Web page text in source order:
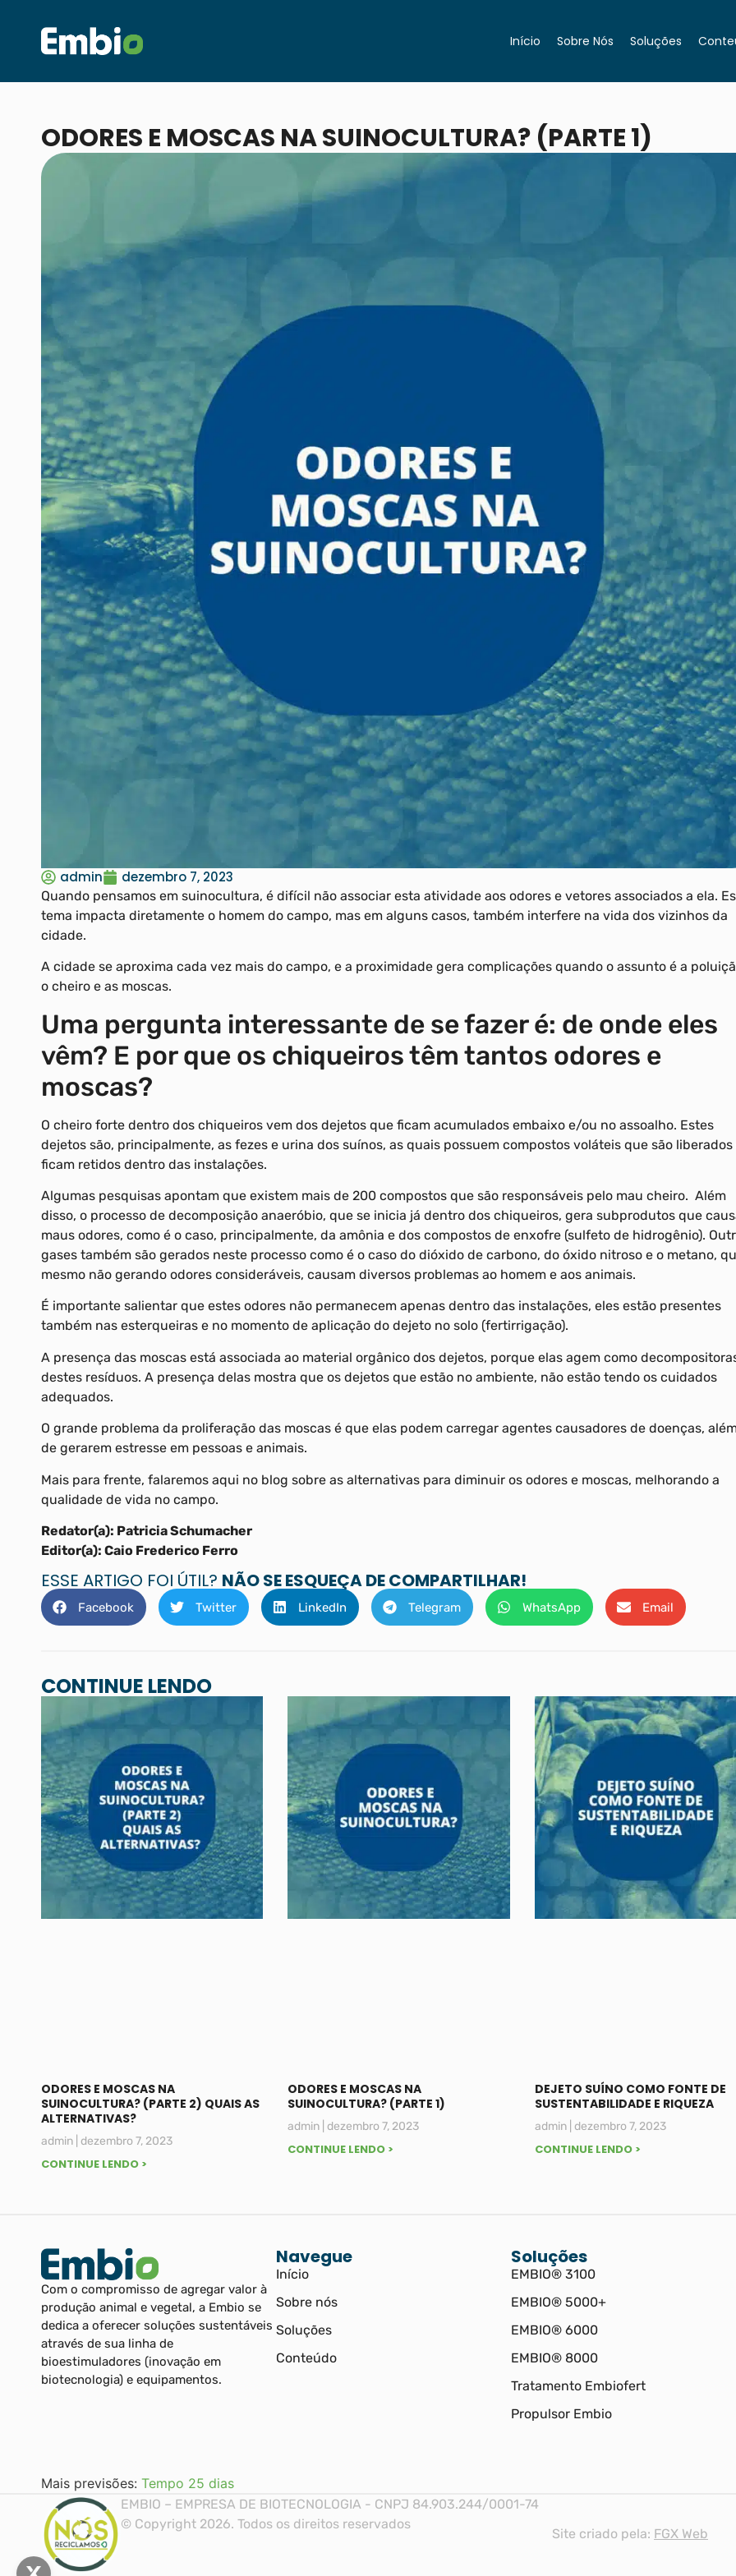
Início Sobre Nós Soluções
ODORES E MOSCAS NA SUINOCULTURA? (PARTE 1)
admin dezembro 7, 2023
Quando pensamos em suinocultura, é difícil não associar esta atividade aos odores e vetores associados a ela.
tema impacta diretamente o homem do campo, mas em alguns casos, também interfere na vida dos vizinhos da
cidade.
A cidade se aproxima cada vez mais do campo, e a proximidade gera complicações quando o assunto é a
o cheiro e as moscas.
Uma pergunta interessante de se fazer é: de onde eles
vêm? E por que os chiqueiros têm tantos odores e
moscas?
O cheiro forte dentro dos chiqueiros vem dos dejetos que ficam acumulados embaixo e/ou no assoalho. Estes
dejetos são, principalmente, as fezes e urina dos suínos, as quais possuem compostos voláteis que são liberados
ficam retidos dentro das instalações.
Algumas pesquisas apontam que existem mais de 200 compostos que são responsáveis pelo mau cheiro. Além
disso, o processo de decomposição anaeróbio, que se inicia já dentro dos chiqueiros, gera subprodutos que
maus odores, como é o caso, principalmente, da amônia e dos compostos de enxofre (sulfeto de hidrogênio).
gases também são gerados neste processo como é o caso do dióxido de carbono, do óxido nitroso e o metano,
mesmo não gerando odores consideráveis, causam diversos problemas ao homem e aos animais.
É importante salientar que estes odores não permanecem apenas dentro das instalações, eles estão presentes
também nas esterqueiras e no momento de aplicação do dejeto no solo (fertirrigação).
A presença das moscas está associada ao material orgânico dos dejetos, porque elas agem como
destes resíduos. A presença delas mostra que os dejetos que estão no ambiente, não estão tendo os cuidados
adequados.
O grande problema da proliferação das moscas é que elas podem carregar agentes causadores de doenças,
de gerarem estresse em pessoas e animais.
Mais para frente, falaremos aqui no blog sobre as alternativas para diminuir os odores e moscas, melhorando a
qualidade de vida no campo.
Redator(a): Patricia Schumacher
Editor(a): Caio Frederico Ferro
ESSE ARTIGO FOI ÚTIL? NÃO SE ESQUEÇA DE COMPARTILHAR!
Facebook Twitter LinkedIn Telegram WhatsApp Email
CONTINUE LENDO
ODORES E MOSCAS NA
SUINOCULTURA? (PARTE 2) QUAIS AS
ALTERNATIVAS?
admin dezembro 7, 2023
CONTINUE LENDO >
ODORES E MOSCAS NA
SUINOCULTURA? (PARTE 1)
admin dezembro 7, 2023
CONTINUE LENDO >
DEJETO SUÍNO COMO FONTE DE
SUSTENTABILIDADE E RIQUEZA
admin dezembro 7, 2023
CONTINUE LENDO >
Com o compromisso de agregar valor à
produção animal e vegetal, a Embio se
dedica a oferecer soluções sustentáveis
através de sua linha de
bioestimuladores (inovação em
biotecnologia) e equipamentos.
Navegue
Início
Sobre nós
Soluções
Conteúdo
Soluções
EMBIO® 3100
EMBIO® 5000+
EMBIO® 6000
EMBIO® 8000
Tratamento Embiofert
Propulsor Embio
Mais previsões: Tempo 25 dias
EMBIO – EMPRESA DE BIOTECNOLOGIA - CNPJ 84.903.244/0001-74
© Copyright 2026. Todos os direitos reservados ​
Site criado pela: FGX Web